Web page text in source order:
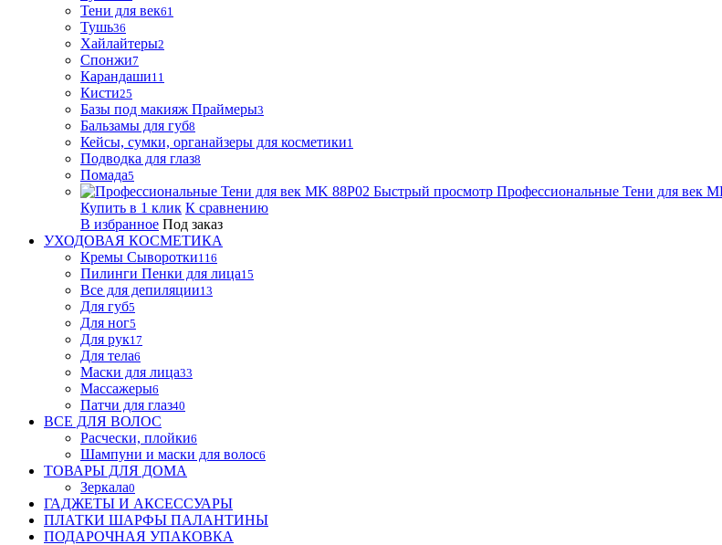
Тени для век61
Тушь36
Хайлайтеры2
Спонжи7
Карандаши11
Кисти25
Базы под макияж Праймеры3
Бальзамы для губ8
Кейсы, сумки, органайзеры для косметики1
Подводка для глаз8
Помада5
Быстрый просмотр Профессиональные Тени для век
Купить в 1 клик К сравнению
В избранное Под заказ
УХОДОВАЯ КОСМЕТИКА
Кремы Сыворотки116
Пилинги Пенки для лица15
Все для депиляции13
Для губ5
Для ног5
Для рук17
Для тела6
Маски для лица33
Массажеры6
Патчи для глаз40
ВСЕ ДЛЯ ВОЛОС
Расчески, плойки6
Шампуни и маски для волос6
ТОВАРЫ ДЛЯ ДОМА
Зеркала0
ГАДЖЕТЫ И АКСЕССУАРЫ
ПЛАТКИ ШАРФЫ ПАЛАНТИНЫ
ПОДАРОЧНАЯ УПАКОВКА